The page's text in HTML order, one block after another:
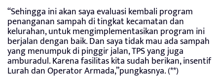
“Sehingga ini akan saya evaluasi kembali program
penanganan sampah di tingkat kecamatan dan
kelurahan, untuk mengimplementasikan program ini
berjalan dengan baik. Dan saya tidak mau ada sampah
yang menumpuk di pinggir jalan, TPS yang juga
amburadul. Karena fasilitas kita sudah berikan, insentif
Lurah dan Operator Armada,”pungkasnya. (**)